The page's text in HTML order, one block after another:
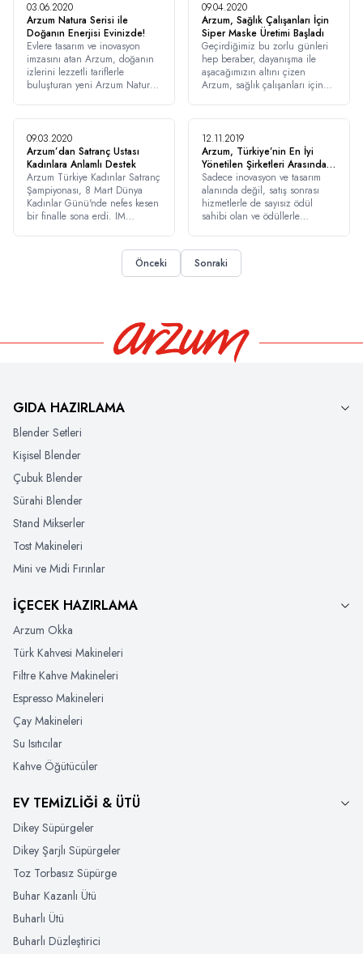
03.06.2020
Arzum Natura Serisi ile
Doğanın Enerjisi Evinizde!
​Evlere tasarım ve inovasyon
imzasını atan Arzum, doğanın
izlerini lezzetli tariflerle
buluşturan yeni Arzum Natura
#ötesinegeç sloganıyla sizi
farklı ve iddialı bir yeniliğe
davet eden seri, yazın rüya
renklerini mutfaklarınıza taşıyor.
09.04.2020
Arzum, Sağlık Çalışanları İçin
Siper Maske Üretimi Başladı
​Geçirdiğimiz bu zorlu günleri
hep beraber, dayanışma ile
aşacağımızın altını çizen
Arzum, sağlık çalışanları için
09.03.2020
Arzum’dan Satranç Ustası
Kadınlara Anlamlı Destek
​Arzum Türkiye Kadınlar Satranç
Şampiyonası, 8 Mart Dünya
Kadınlar Günü'nde nefes kesen
bir finalle sona erdi. IM
12.11.2019
Arzum, Türkiye’nin En İyi
Yönetilen Şirketleri Arasındaki
Yerini Aldı
​Sadece inovasyon ve tasarım
alanında değil, satış sonrası
hizmetlerle de sayısız ödül
sahibi olan ve ödüllerle
sahibi oldu. Deloitte Private
tarafından uygulanan ‘En İyi
Yönetilen Şirketler’
Önceki Sonraki
GIDA HAZIRLAMA
Blender Setleri
Kişisel Blender
Çubuk Blender
Sürahi Blender
Stand Mikserler
Tost Makineleri
Mini ve Midi Fırınlar
İÇECEK HAZIRLAMA
Arzum Okka
Türk Kahvesi Makineleri
Filtre Kahve Makineleri
Espresso Makineleri
Çay Makineleri
Su Isıtıcılar
Kahve Öğütücüler
EV TEMİZLİĞİ & ÜTÜ
Dikey Süpürgeler
Dikey Şarjlı Süpürgeler
Toz Torbasız Süpürge
Buhar Kazanlı Ütü
Buharlı Ütü
Buharlı Düzleştirici